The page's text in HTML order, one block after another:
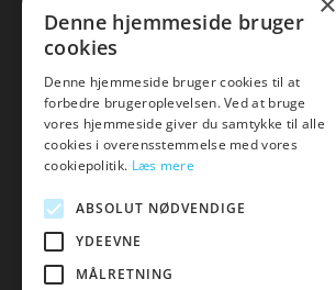
inks
Tlf: 7876 8672
Mail:info@inks.dk
Denne hjemmeside bruger
cookies
Denne hjemmeside bruger cookies til at
forbedre brugeroplevelsen. Ved at bruge
vores hjemmeside giver du samtykke til alle
cookies i overensstemmelse med vores
cookiepolitik. Læs mere
ABSOLUT NØDVENDIGE
YDEEVNE
MÅLRETNING